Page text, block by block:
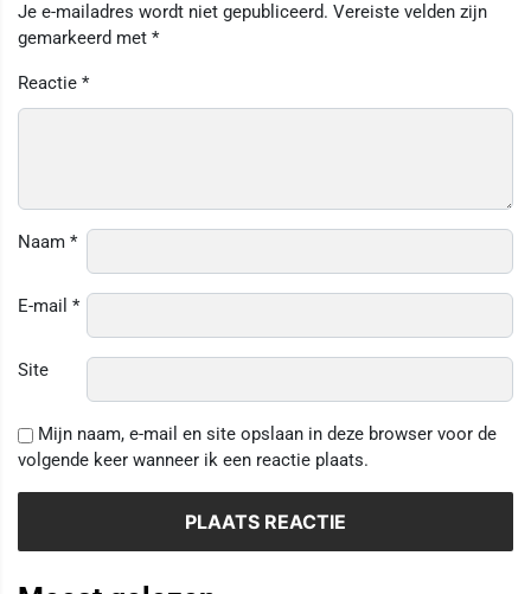
Je e-mailadres wordt niet gepubliceerd. Vereiste velden zijn
gemarkeerd met *
Reactie *
Naam *
E-mail *
Site
Mijn naam, e-mail en site opslaan in deze browser voor de
volgende keer wanneer ik een reactie plaats.